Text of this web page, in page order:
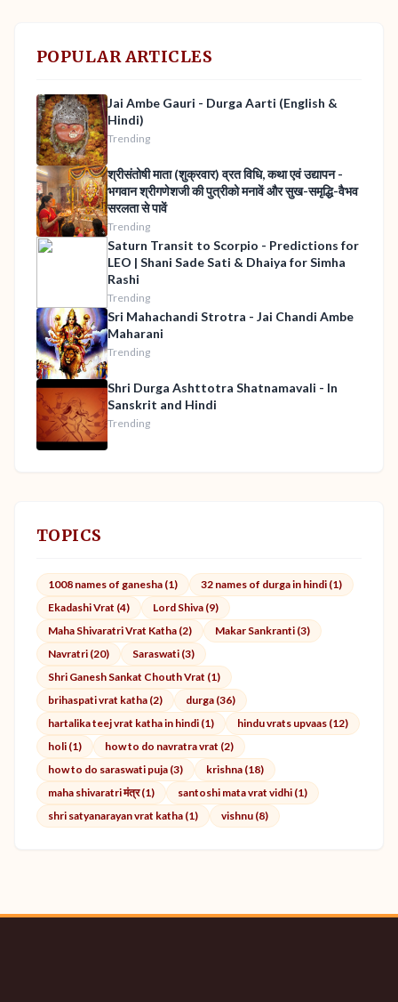
POPULAR ARTICLES
Jai Ambe Gauri - Durga Aarti (English &
Hindi)
Trending
श्रीसंतोषी माता (शुक्रवार) व्रत विधि, कथा एवं उद्यापन -
भगवान श्रीगणेशजी की पुत्रीको मनावें और सुख-समृद्धि-वैभव
सरलता से पावें
Trending
Saturn Transit to Scorpio - Predictions for
LEO | Shani Sade Sati & Dhaiya for Simha
Rashi
Trending
Sri Mahachandi Strotra - Jai Chandi Ambe
Maharani
Trending
Shri Durga Ashttotra Shatnamavali - In
Sanskrit and Hindi
Trending
TOPICS
1008 names of ganesha (1)
32 names of durga in hindi (1)
Ekadashi Vrat (4)
Lord Shiva (9)
Maha Shivaratri Vrat Katha (2)
Makar Sankranti (3)
Navratri (20)
Saraswati (3)
Shri Ganesh Sankat Chouth Vrat (1)
brihaspati vrat katha (2)
durga (36)
hartalika teej vrat katha in hindi (1)
hindu vrats upvaas (12)
holi (1)
how to do navratra vrat (2)
how to do saraswati puja (3)
krishna (18)
maha shivaratri मंत्र (1)
santoshi mata vrat vidhi (1)
shri satyanarayan vrat katha (1)
vishnu (8)